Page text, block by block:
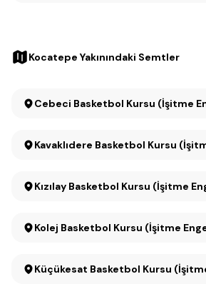
Kocatepe Yakınındaki Semtler
Cebeci Basketbol Kursu
Kavaklıdere Basketbol
Kızılay Basketbol Kursu (İşitme
Kolej Basketbol Kursu (İşitme
Küçükesat Basketbol Kursu